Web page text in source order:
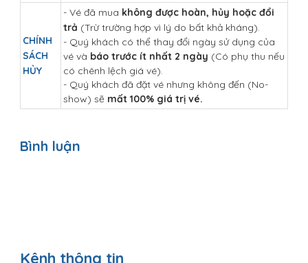
CHÍNH
SÁCH
HỦY
- Vé đã mua không được hoàn, hủy hoặc đổi
trả (Trừ trường hợp vì lý do bất khả kháng).
- Quý khách có thể thay đổi ngày sử dụng của
vé và báo trước ít nhất 2 ngày (Có phụ thu nếu
có chênh lệch giá vé).
- Quý khách đã đặt vé nhưng không đến (No-
show) sẽ mất 100% giá trị vé.
Bình luận
Kênh thông tin